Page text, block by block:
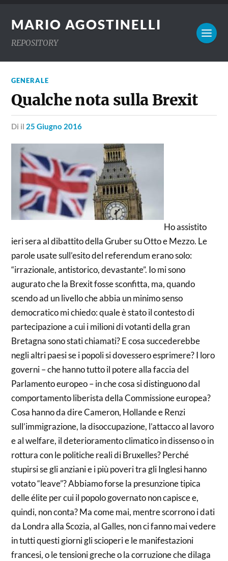
MARIO AGOSTINELLI
REPOSITORY
GENERALE
Qualche nota sulla Brexit
di il 25 Giugno 2016
Ho assistito
ieri sera al dibattito della Gruber su Otto e Mezzo. Le
parole usate sull’esito del referendum erano solo:
“irrazionale, antistorico, devastante”. Io mi sono
augurato che la Brexit fosse sconfitta, ma, quando
scendo ad un livello che abbia un minimo senso
democratico mi chiedo: quale è stato il contesto di
partecipazione a cui i milioni di votanti della gran
Bretagna sono stati chiamati? E cosa succederebbe
negli altri paesi se i popoli si dovessero esprimere? I loro
governi – che hanno tutto il potere alla faccia del
Parlamento europeo – in che cosa si distinguono dal
comportamento liberista della Commissione europea?
Cosa hanno da dire Cameron, Hollande e Renzi
sull’immigrazione, la disoccupazione, l’attacco al lavoro
e al welfare, il deterioramento climatico in dissenso o in
rottura con le politiche reali di Bruxelles? Perché
stupirsi se gli anziani e i più poveri tra gli Inglesi hanno
votato “leave”? Abbiamo forse la presunzione tipica
delle élite per cui il popolo governato non capisce e,
quindi, non conta? Ma come mai, mentre scorrono i dati
da Londra alla Scozia, al Galles, non ci fanno mai vedere
in tutti questi giorni gli scioperi e le manifestazioni
francesi, o le tensioni greche o la corruzione che dilaga